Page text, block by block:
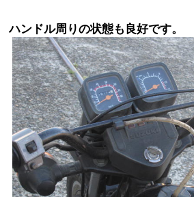
ハンドル周りの状態も良好です。